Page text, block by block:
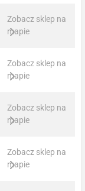
Zobacz sklep na
mapie
Zobacz sklep na
mapie
Zobacz sklep na
mapie
Zobacz sklep na
mapie